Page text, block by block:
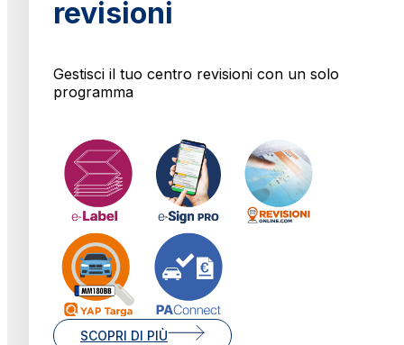
revisioni
Gestisci il tuo centro revisioni con un solo
programma
SCOPRI DI PIÙ